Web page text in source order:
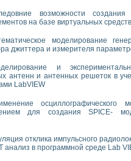
возможности
на базе виртуальных
моделирование
джиттера и измерителя
и
антенн и антенных решеток в
LabVIEW
осциллографического
для создания SPICE-
отклика импульсного
анализ в программной среде Lab